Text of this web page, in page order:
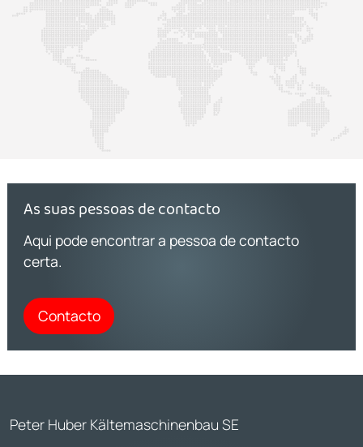
As suas pessoas de contacto
Aqui pode encontrar a pessoa de contacto
certa.
Contacto
Peter Huber Kältemaschinenbau SE